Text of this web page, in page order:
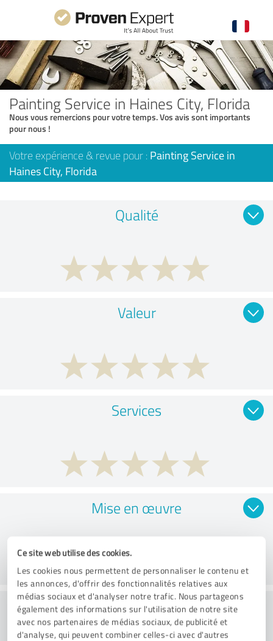
Ce site web utilise des cookies.
Les cookies nous permettent de personnaliser le contenu et
les annonces, d'offrir des fonctionnalités relatives aux
médias sociaux et d'analyser notre trafic. Nous partageons
également des informations sur l'utilisation de notre site
avec nos partenaires de médias sociaux, de publicité et
d'analyse, qui peuvent combiner celles-ci avec d'autres
Painting Service in Haines City, Florida
Nous vous remercions pour votre temps. Vos avis sont importants
pour nous !
Votre expérience & revue pour : Painting Service in
Haines City, Florida
Qualité
Valeur
Services
Mise en œuvre
Conseil